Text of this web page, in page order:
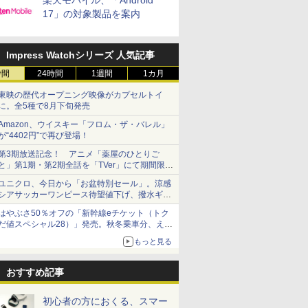
17」の対象製品を案内
Impress Watchシリーズ 人気記事
24時間 1週間 1カ月
映の歴代オープニング映像がカプセルトイ
。全5種で8月下旬発売
、ウイスキー「フロム・ザ・バレル」
“4402円”で再び登場！
3期放送記念！ アニメ「薬屋のひとりご
」第1期・第2期全話を「TVer」にて期間限定
順次無料配信開始
ニクロ、今日から「お盆特別セール」。涼感
アサッカーワンピース待望値下げ、撥水ギア
ョーツは1990円に
やぶさ50％オフの「新幹線eチケット（トク
値スペシャル28）」発売。秋冬乗車分、えき
もっと見る
おすすめ記事
初心者の方におくる、スマー